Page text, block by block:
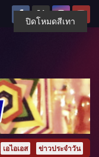
เอไอเอส ข่าวประจำวัน
ปิดโหมดสีเทา